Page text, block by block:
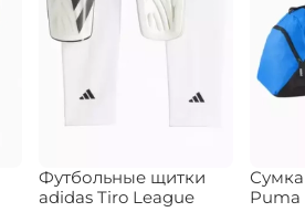
Футбольные щитки
adidas Tiro League
Puma